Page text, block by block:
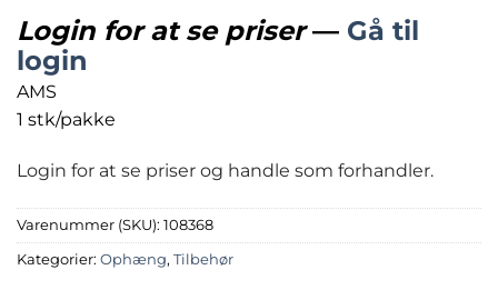
Login for at se priser— Gå til
login
AMS
1 stk/pakke
Login for at se priser og handle som forhandler.
Varenummer (SKU): 108368
Kategorier: Ophæng, Tilbehør